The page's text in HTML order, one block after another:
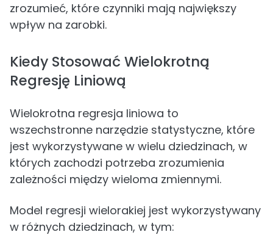
zrozumieć, które czynniki mają największy
wpływ na zarobki.
Kiedy Stosować Wielokrotną
Regresję Liniową
Wielokrotna regresja liniowa to
wszechstronne narzędzie statystyczne, które
jest wykorzystywane w wielu dziedzinach, w
których zachodzi potrzeba zrozumienia
zależności między wieloma zmiennymi.
Model regresji wielorakiej jest wykorzystywany
w różnych dziedzinach, w tym: